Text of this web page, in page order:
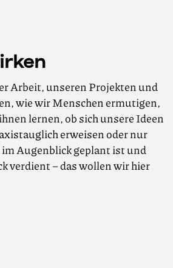
Arbeit, unseren Projekten und
wie wir Menschen ermutigen,
lernen, ob sich unsere Ideen
erweisen oder nur
Augenblick geplant ist und
verdient – das wollen wir hier